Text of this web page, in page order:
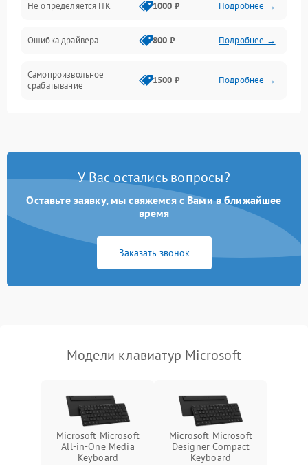
Не определяется ПК 1000 ₽ Подробнее →
Ошибка драйвера 800 ₽ Подробнее →
Самопроизвольное
срабатывание
1500 ₽ Подробнее →
У Вас остались вопросы?
Оставьте заявку, мы свяжемся с Вами в ближайшее
время
Заказать звонок
Модели клавиатур Microsoft
Microsoft Microsoft
All-in-One Media
Keyboard
Microsoft Microsoft
Designer Compact
Keyboard